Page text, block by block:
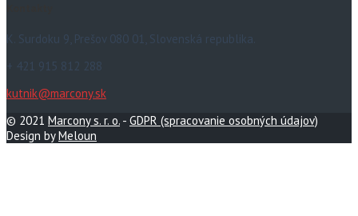
K. Surdoku 9, Prešov 080 01, Slovenská republika.
+ 421 915 812 288
kutnik@marcony.sk
© 2021 Marcony s. r. o. - GDPR (spracovanie osobných údajov)
Design byMeloun